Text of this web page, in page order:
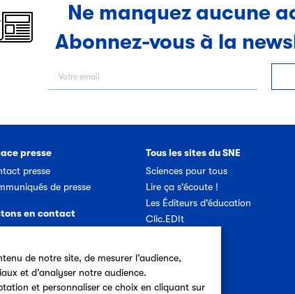
de notre site, de mesurer l’audience,
et d’analyser notre audience.
et personnaliser ce choix en cliquant sur
Ne manquez aucune
Abonnez-vous à la
presse
presse
de presse
en contact
Tous les sites du SNE
Sciences pour tous
Lire ça s'écoute !
Les Éditeurs d'éducation
Clic.EDIt
Offres d'emploi